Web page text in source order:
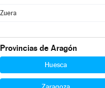
Zuera
Provincias de Aragón
Huesca